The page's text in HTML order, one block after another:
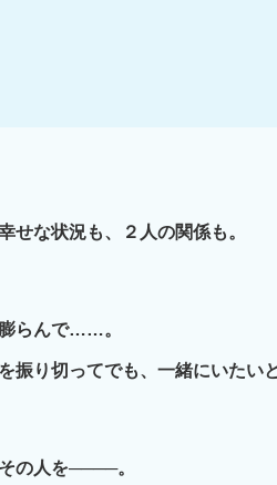
せな状況も、２人の関係も。
らんで……。
振り切ってでも、一緒にいたい
の人を────。